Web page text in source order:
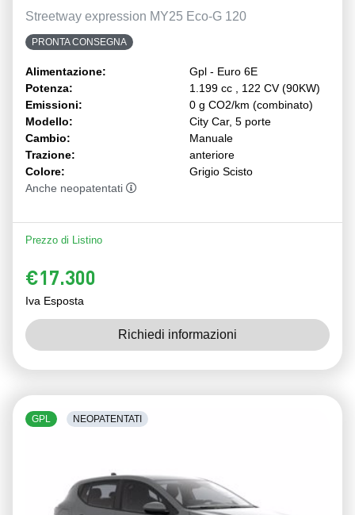
Streetway expression MY25 Eco-G 120
PRONTA CONSEGNA
Alimentazione:
Gpl - Euro 6E
Potenza:
1.199 cc , 122 CV (90KW)
Emissioni:
0 g CO2/km (combinato)
Modello:
City Car, 5 porte
Cambio:
Manuale
Trazione:
anteriore
Colore:
Grigio Scisto
Anche neopatentati
Prezzo di Listino
€17.300
Iva Esposta
Richiedi informazioni
GPL NEOPATENTATI